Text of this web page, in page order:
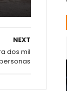
NEXT
dos mil